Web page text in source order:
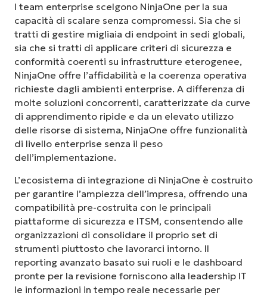
I team enterprise scelgono NinjaOne per la sua
capacità di scalare senza compromessi. Sia che si
tratti di gestire migliaia di endpoint in sedi globali,
sia che si tratti di applicare criteri di sicurezza e
conformità coerenti su infrastrutture eterogenee,
NinjaOne offre l’affidabilità e la coerenza operativa
richieste dagli ambienti enterprise. A differenza di
molte soluzioni concorrenti, caratterizzate da curve
di apprendimento ripide e da un elevato utilizzo
delle risorse di sistema, NinjaOne offre funzionalità
di livello enterprise senza il peso
dell’implementazione.
L’ecosistema di integrazione di NinjaOne è costruito
per garantire l’ampiezza dell’impresa, offrendo una
compatibilità pre-costruita con le principali
piattaforme di sicurezza e ITSM, consentendo alle
organizzazioni di consolidare il proprio set di
strumenti piuttosto che lavorarci intorno. Il
reporting avanzato basato sui ruoli e le dashboard
pronte per la revisione forniscono alla leadership IT
le informazioni in tempo reale necessarie per